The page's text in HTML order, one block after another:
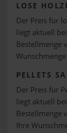
LOSE
Der Preis für
liegt aktuell bei
Bestellmenge
PELLETS
Der Preis für
liegt aktuell bei
Bestellmenge
Ihre